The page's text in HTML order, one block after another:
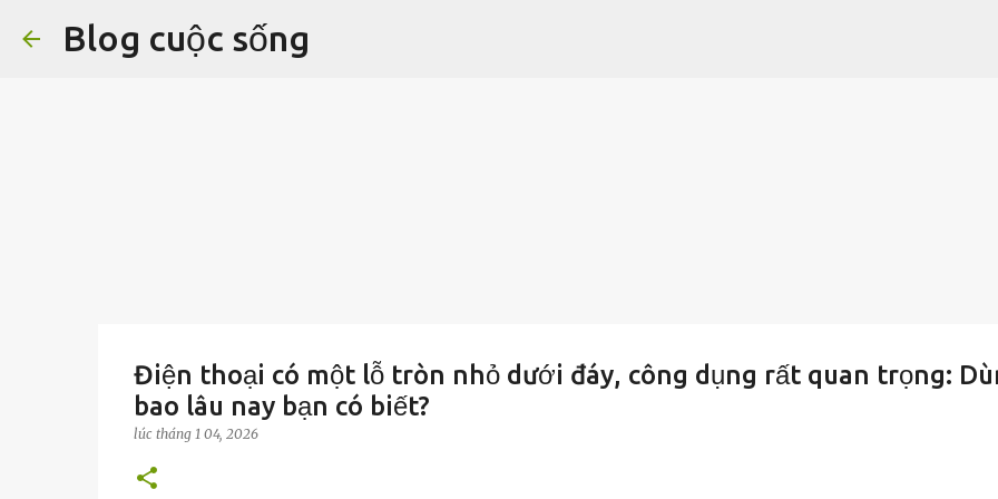
Blog cuộc sống
Điện thoại có một lỗ tròn nhỏ dưới đáy, công dụng rất quan trọng:
bao lâu nay bạn có biết?
lúc tháng 1 04, 2026